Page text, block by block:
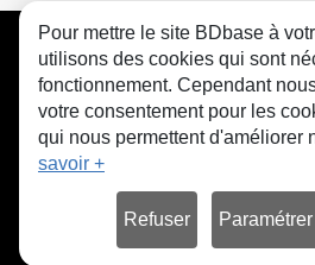
CGU FAQ Contact
Pour mettre le site BDbase à
utilisons des cookies qui sont
fonctionnement. Cependant
votre consentement pour les
qui nous permettent d'améliorer
savoir +
Refuser Paramétrer